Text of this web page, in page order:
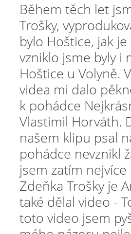
Během těch let
Trošky,
bylo Hoštice, jak
vzniklo jsme byly i
Hoštice u Volyně.
videa mi dalo
k pohádce
Vlastimil Horváth.
našem klipu psal
pohádce nevznikl
jsem zatím
Zdeňka Trošky je
také dělal video -
toto video jsem